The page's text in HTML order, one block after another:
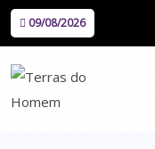
09/08/2026